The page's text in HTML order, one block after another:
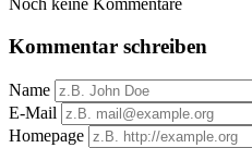
Noch keine Kommentare
Kommentar schreiben
Name
E-Mail
Homepage